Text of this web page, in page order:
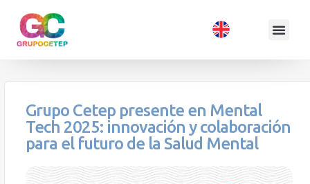
Grupo Cetep presente en Mental
Tech 2025: innovación y colaboración
para el futuro de la Salud Mental